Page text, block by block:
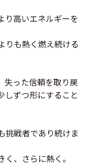
り高いエネルギーを
りも熱く燃え続ける
失った信頼を取り戻
しずつ形にすること
挑戦者であり続けま
、さらに熱く。